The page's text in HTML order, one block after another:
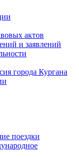
актов
и заявлений
города Кургана
поездки